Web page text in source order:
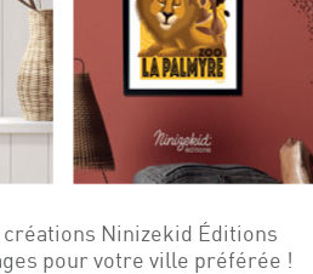
Ninizekid Éditions
pour votre ville préférée !